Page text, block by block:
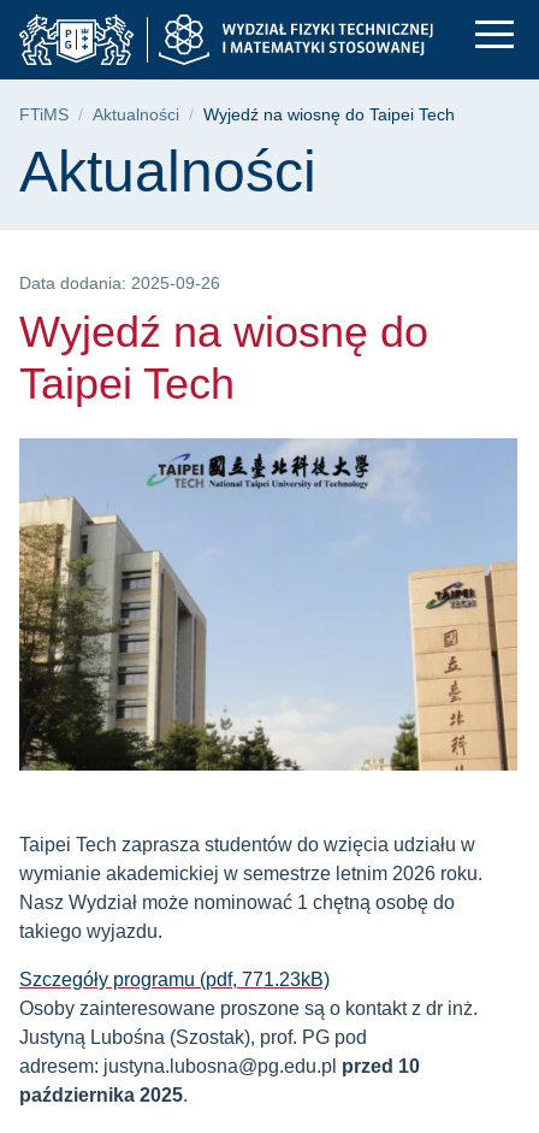
Przejdź
do
menu
Przejdź
do
wyszukiwarki
Przejdź
do
treści
Wyjedź na wiosnę
Ścieżka nawigacyjna
FTiMS Aktualności Wyjedź na wiosnę do Taipei Tech
Treść strony
Aktualności
Data dodania: 2025-09-26
Wyjedź na wiosnę do
Taipei Tech
Taipei Tech zaprasza studentów do wzięcia udziału w
wymianie akademickiej w semestrze letnim 2026 roku.
Nasz Wydział może nominować 1 chętną osobę do
takiego wyjazdu.
Szczegóły programu (pdf, 771.23kB)
Osoby zainteresowane proszone są o kontakt z dr inż.
Justyną Lubośna (Szostak), prof. PG pod
adresem: justyna.lubosna@pg.edu.pl przed 10
października 2025.